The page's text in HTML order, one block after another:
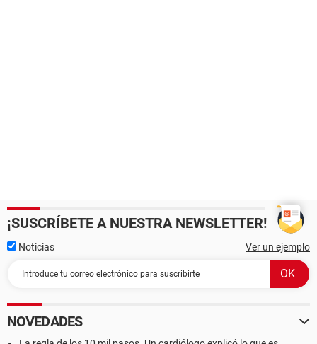
¡SUSCRÍBETE A NUESTRA NEWSLETTER!
Noticias Ver un ejemplo
NOVEDADES